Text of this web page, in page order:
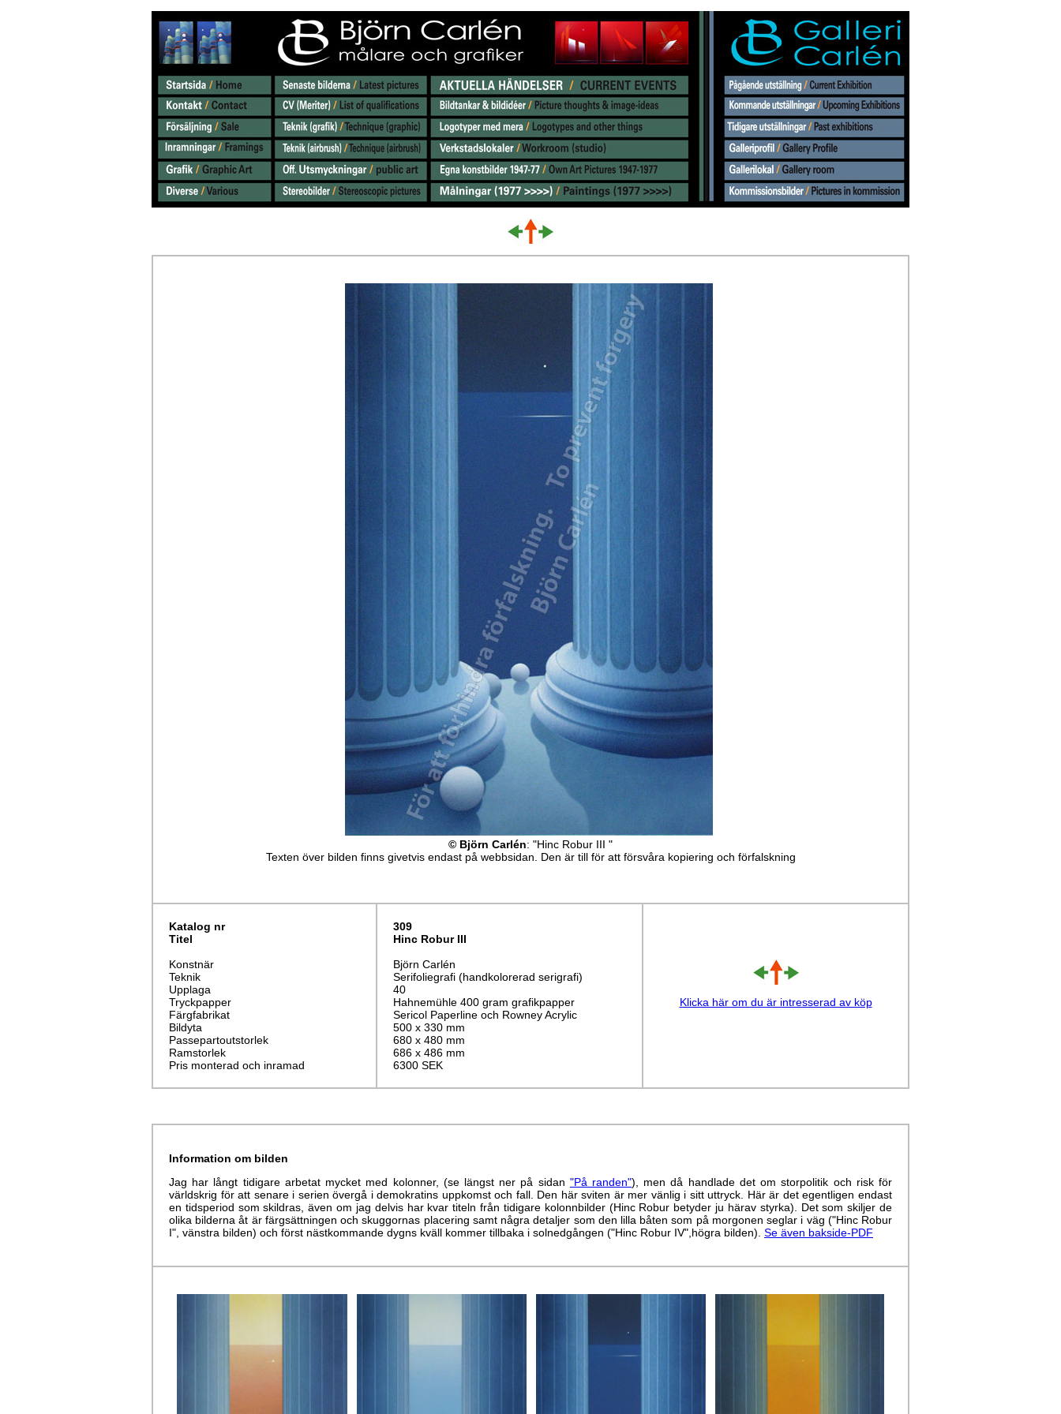
© Björn Carlén: "Hinc Robur III "
Texten över bilden finns givetvis endast på webbsidan. Den är till för att försvåra kopiering och förfalskning
Katalog nr
Titel
Konstnär
Teknik
Upplaga
Tryckpapper
Färgfabrikat
Bildyta
Passepartoutstorlek
Ramstorlek
Pris monterad och inramad
309
Hinc Robur III
Björn Carlén
Serifoliegrafi (handkolorerad serigrafi)
40
Hahnemühle 400 gram grafikpapper
Sericol Paperline och Rowney Acrylic
500 x 330 mm
680 x 480 mm
686 x 486 mm
6300 SEK
Klicka här om du är intresserad av köp
Information om bilden
Jag har långt tidigare arbetat mycket med kolonner, (se längst ner på sidan "På randen"), men då handlade det om storpolitik och risk för
världskrig för att senare i serien övergå i demokratins uppkomst och fall. Den här sviten är mer vänlig i sitt uttryck. Här är det egentligen endast
en tidsperiod som skildras, även om jag delvis har kvar titeln från tidigare kolonnbilder (Hinc Robur betyder ju härav styrka). Det som skiljer de
olika bilderna åt är färgsättningen och skuggornas placering samt några detaljer som den lilla båten som på morgonen seglar i väg ("Hinc Robur
I", vänstra bilden) och först nästkommande dygns kväll kommer tillbaka i solnedgången ("Hinc Robur IV",högra bilden). Se även bakside-PDF